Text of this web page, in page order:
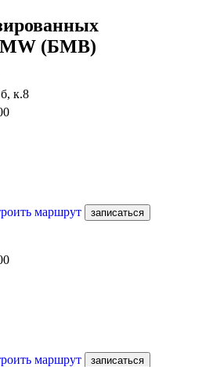
(БМВ)
к.8
маршрут записаться
маршрут записаться